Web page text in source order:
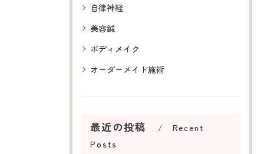
自律神経
美容鍼
ボディメイク
オーダーメイド施術
最近の投稿
Recent
Posts